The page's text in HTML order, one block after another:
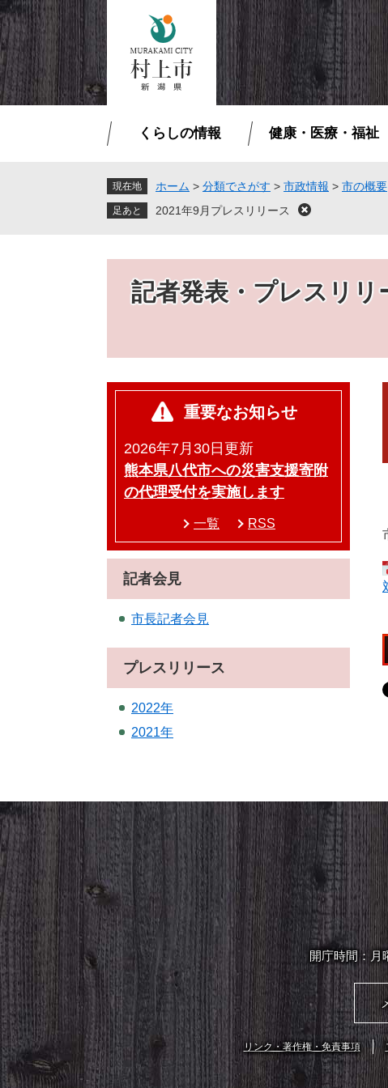
ペ
ー
ジ
の
先
頭
メ
ニ
ュ
ー
を
飛
くらしの情報 健康・医療・福祉
現在地 ホーム > 分類でさがす > 市政情報 > 市の概要
2021年9月プレスリリース
閉
記者発表・プレスリリ
重要なお知らせ
2026年7月30日更新
熊本県八代市への災害支援寄附
の代理受付を実施します
一覧 RSS
記者会見
市長記者会見
プレスリリース
2022年
2021年
開庁時間：月
リンク・著作権・免責事項